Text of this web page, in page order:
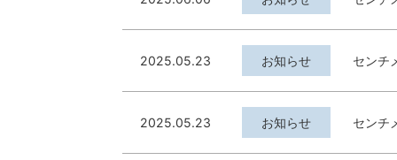
2025.05.23 お知らせ センチ
2025.05.23 お知らせ センチ